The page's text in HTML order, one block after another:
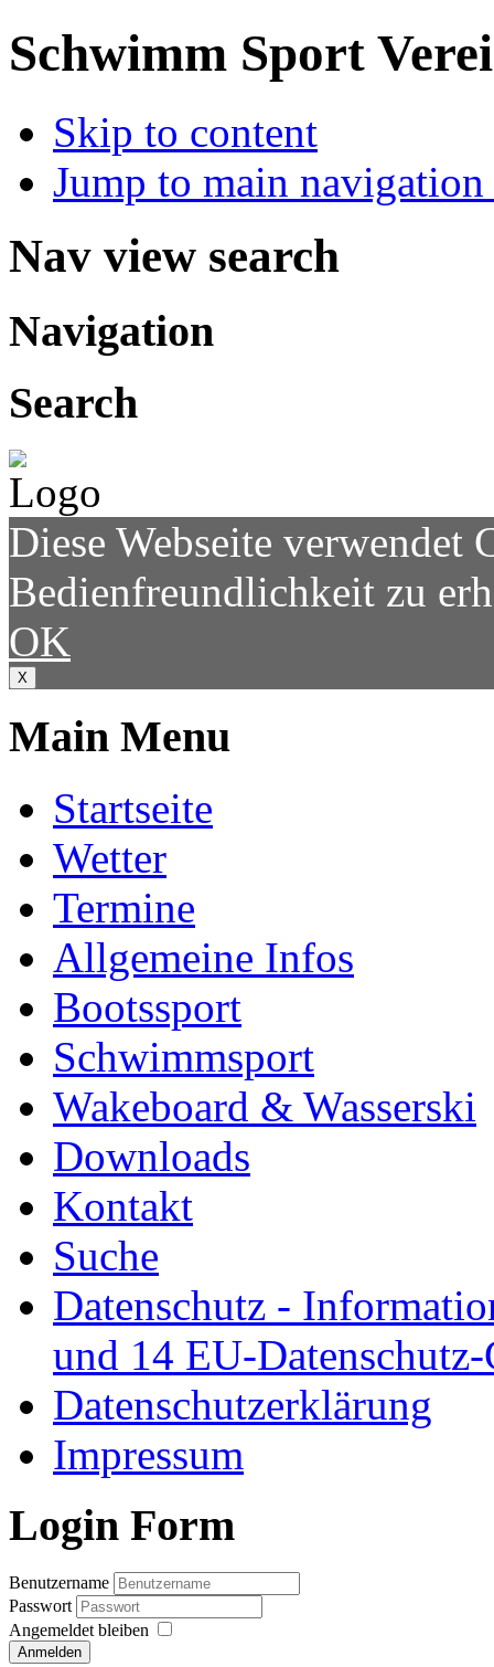
Schwimm Sport
Skip to content
Jump to main
Nav view search
Navigation
Search
Diese Webseite verwendet
Bedienfreundlichkeit zu
OK
X
Main Menu
Startseite
Wetter
Termine
Allgemeine Infos
Bootssport
Schwimmsport
Wakeboard & Wasserski
Downloads
Kontakt
Suche
Datenschutz -
und 14 EU-
Datenschutzerklärung
Impressum
Login Form
Benutzername
Passwort
Angemeldet bleiben
Anmelden